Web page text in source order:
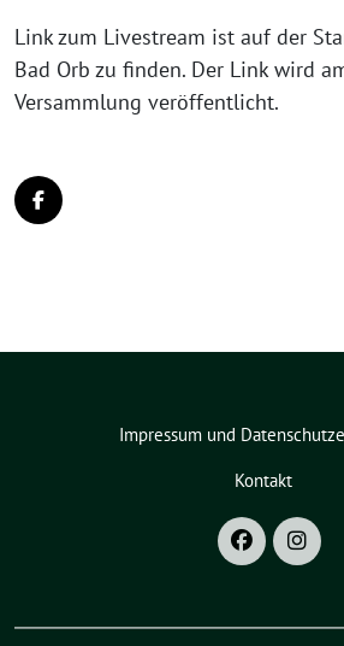
Link zum Livestream ist auf der
Bad Orb zu finden. Der Link wird
Versammlung veröffentlicht.
Impressum und
Kontakt